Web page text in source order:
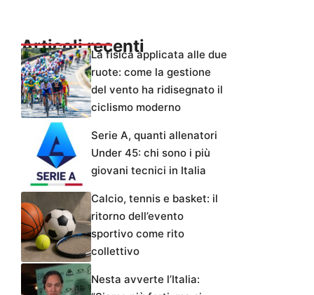
Articoli recentiLa fisica applicata alle due
ruote: come la gestione
del vento ha ridisegnato il
ciclismo moderno
Serie A, quanti allenatori
Under 45: chi sono i più
giovani tecnici in Italia
Calcio, tennis e basket: il
ritorno dell’evento
sportivo come rito
collettivo
Nesta avverte l’Italia: